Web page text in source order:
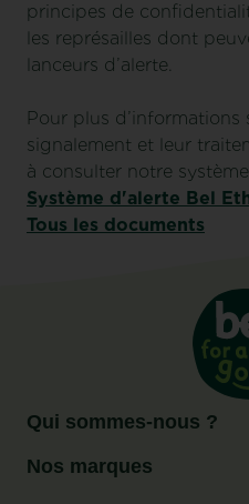
principes de
les représailles dont
lanceurs d’alerte.
Pour plus d’informations
signalement et leur
à consulter notre système
Système d'alerte Bel
Tous les documents
Qui sommes-nous ?
Nos marques